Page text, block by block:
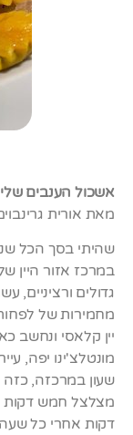
אשכול הענבים שלי
מאת אורית
שהיתי בסך הכל
במרכז אזור היין
מחמירות של
יין קלאסי ונחשב
מונטלצ'ינו יפה,
שעון במרכזה,
דקות אחרי כל שעה